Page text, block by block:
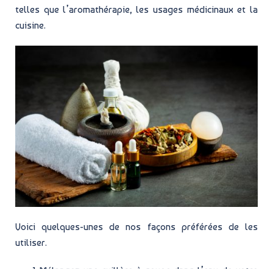
telles que l’aromathérapie, les usages médicinaux et la
cuisine.
Voici quelques-unes de nos façons préférées de les
utiliser.